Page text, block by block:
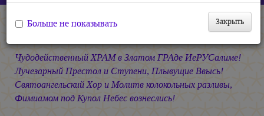
В ХРАМе Света
Чудодейственный ХРАМ в Златом ГРАде ИеРУСалиме!
Лучезарный Престол и Ступени, Плывущие Ввысь!
Святоангельский Хор и Молитв колокольных разливы,
Фимиамом под Купол Небес вознеслись!
Закрыть
Больше не показывать